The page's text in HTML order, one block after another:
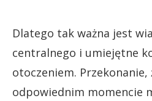
Dlatego tak ważna jest
centralnego i umiejętne
otoczeniem. Przekonanie,
odpowiednim momencie